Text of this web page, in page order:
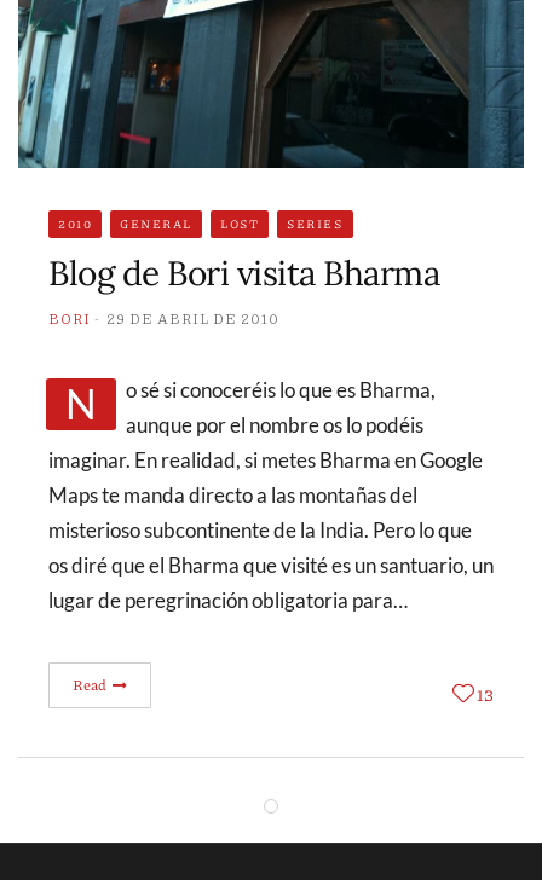
2010 GENERAL LOST SERIES
Blog de Bori visita Bharma
BORI 29 DE ABRIL DE 2010
No sé si conoceréis lo que es Bharma,
aunque por el nombre os lo podéis
imaginar. En realidad, si metes Bharma en Google
Maps te manda directo a las montañas del
misterioso subcontinente de la India. Pero lo que
os diré que el Bharma que visité es un santuario, un
lugar de peregrinación obligatoria para…
Read 13